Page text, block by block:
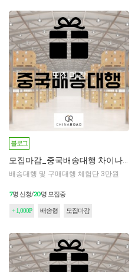
모집마감
블로그
배송대행 및 구매대행 체험단 3만원
7명 신청/20명 모집중
+ 1,000P 배송형 모집마감